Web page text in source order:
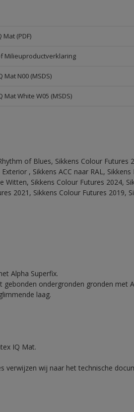
(PDF)
Milieuproductverklaring
N00 (MSDS)
White W05 (MSDS)
of Blues, Sikkens Colour Futures
, Sikkens ACC naar RAL,
Witten, Sikkens Colour Futures 2024,
2021, Sikkens Colour Futures 2019,
Alpha Superfix.
ondergronden gronden met
laag.
IQ Mat.
verwijzen wij naar het technische